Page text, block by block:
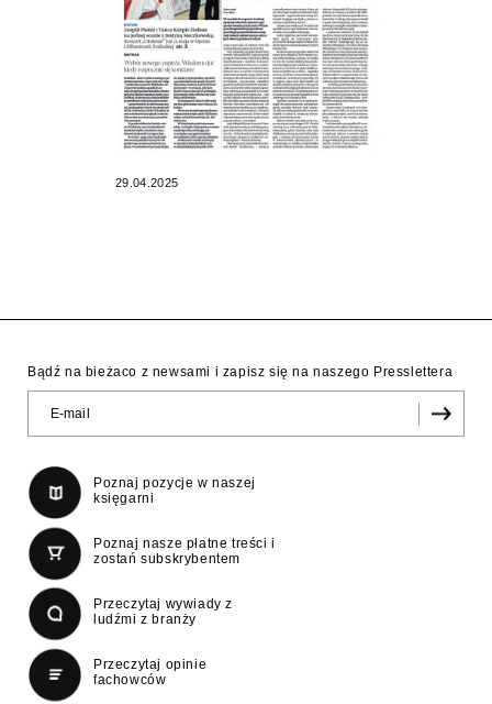
29.04.2025
Bądź na bieżaco z newsami i zapisz się na naszego Presslettera
Poznaj pozycje w naszej
księgarni
Poznaj nasze płatne treści i
zostań subskrybentem
Przeczytaj wywiady z
ludźmi z branży
Przeczytaj opinie
fachowców